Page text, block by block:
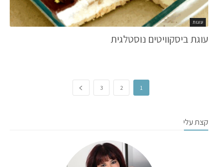
עוגות
עוגת ביסקוויטים נוסטלגית
1
2
3
קצת עלי